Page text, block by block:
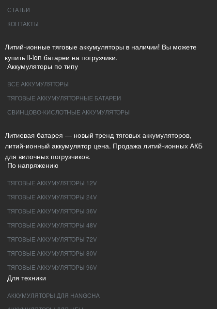
СТАТЬИ
КОНТАКТЫ
Литий-ионные тяговые аккумуляторы в наличии! Вы можете
купить li-ion батареи на погрузчики.
Аккумуляторы по типу
ВСЕ АККУМУЛЯТОРЫ
ТЯГОВЫЕ АККУМУЛЯТОРНЫЕ БАТАРЕИ
СВИНЦОВО-КИСЛОТНЫЕ АККУМУЛЯТОРЫ
Литиевая батарея — новый тренд тяговых аккумуляторов,
литий-ионный аккумулятор цена. Продажа литий-ионных АКБ
для вилочных погрузчиков.
По напряжению
ТЯГОВЫЕ АККУМУЛЯТОРЫ 12V
ТЯГОВЫЕ АККУМУЛЯТОРЫ 24V
ТЯГОВЫЕ АККУМУЛЯТОРЫ 36V
ТЯГОВЫЕ АККУМУЛЯТОРЫ 48V
ТЯГОВЫЕ АККУМУЛЯТОРЫ 72V
ТЯГОВЫЕ АККУМУЛЯТОРЫ 80V
ТЯГОВЫЕ АККУМУЛЯТОРЫ 96V
Для техники
АККУМУЛЯТОРЫ ДЛЯ HANGCHA